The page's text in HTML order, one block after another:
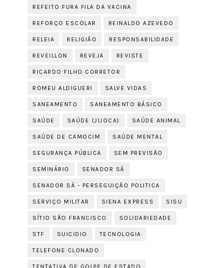
REFEITO FURA FILA DA VACINA
REFORÇO ESCOLAR REINALDO AZEVEDO
RELEIA RELIGIÃO RESPONSABILIDADE
REVEILLON REVEJA REVISTE
RICARDO FILHO CORRETOR
ROMEU ALDIGUERI SALVE VIDAS
SANEAMENTO SANEAMENTO BÁSICO
SAÚDE SAÚDE (JIJOCA) SAÚDE ANIMAL
SAÚDE DE CAMOCIM SAÚDE MENTAL
SEGURANÇA PÚBLICA SEM PREVISÃO
SEMINÁRIO SENADOR SÁ
SENADOR SÁ - PERSEGUIÇÃO POLITICA
SERVIÇO MILITAR SIENA EXPRESS SISU
SÍTIO SÃO FRANCISCO SOLIDARIEDADE
STF SUICIDIO TECNOLOGIA
TELEFONE CLONADO
TENTATIVA DE GOLPE DE ESTADO